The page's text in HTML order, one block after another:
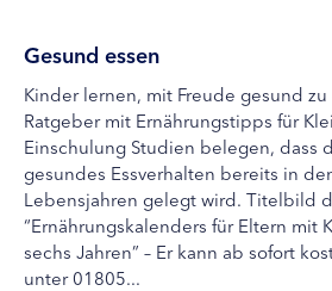
Gesund essen
Kinder lernen, mit Freude gesund
Ratgeber mit Ernährungstipps für
Einschulung Studien belegen, dass
gesundes Essverhalten bereits in
Lebensjahren gelegt wird. Titelbild
“Ernährungskalenders für Eltern mit
sechs Jahren” – Er kann ab sofort
unter 01805...